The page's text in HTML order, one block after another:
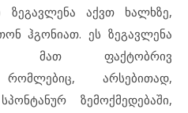
ზეგავლენა აქვთ ხალხზე,
ჰგონიათ. ეს ზეგავლენა
მათ ფაქტობრივ
რომლებიც, არსებითად,
ზემოქმედებაში,